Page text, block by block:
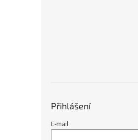
Přihlášení
E-mail